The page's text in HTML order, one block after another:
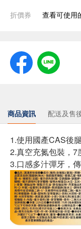
折價券 查看可使用
商品資訊 配送及售
1.使用國產CAS後
2.真空充氮包裝，
3.口感多汁彈牙，